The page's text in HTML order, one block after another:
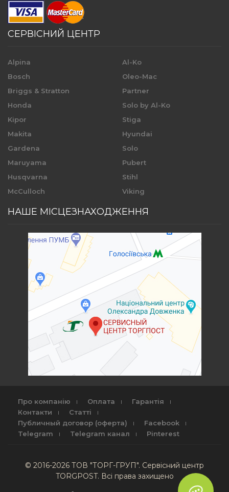
СЕРВІСНИЙ ЦЕНТР
Alpina
Bosch
Briggs & Stratton
Honda
Kipor
Makita
Gardena
Maruyama
Husqvarna
McCulloch
Al-Ko
Oleo-Mac
Partner
Solo by Al-Ko
Stiga
Hyundai
Solo
Pubert
Stihl
Viking
НАШЕ МІСЦЕЗНАХОДЖЕННЯ
Про компанію Оплата
Гарантія
Контакти
Статті
Публичный договор (оферта)
Facebook
Telegram
Telegram канал Pinterest
© 2016-2026 ТОВ "ТОРГ-ГРУП". Сервісний центр
TORGPOST. Всі права захищено